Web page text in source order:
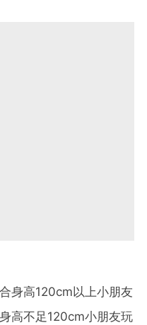
身高120cm以上小朋友
高不足120cm小朋友玩